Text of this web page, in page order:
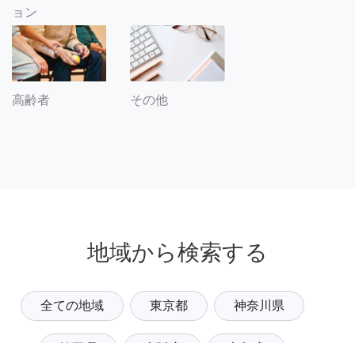
ョン
高齢者 その他
地域から検索する
全ての地域 東京都 神奈川県